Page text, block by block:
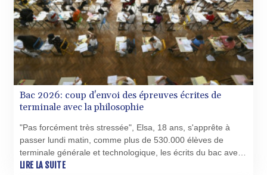
Bac 2026: coup d'envoi des épreuves écrites de
terminale avec la philosophie
"Pas forcément très stressée", Elsa, 18 ans, s'apprête à
passer lundi matin, comme plus de 530.000 élèves de
terminale générale et technologique, les écrits du bac avec
la philosophie, une session marquée par un durcissement
LIRE LA SUITE